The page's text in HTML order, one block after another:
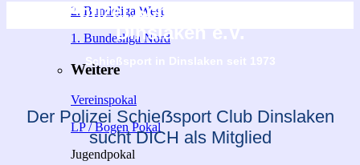
2. Bundeliga West
1. Bundesliga Nord
Weitere
Vereinspokal
LP / Bogen Pokal
Jugendpokal
Polizei Schießsport Club
Dinslaken e.V.
Schießsport in Dinslaken seit 1973
MITGLIED WERDEN
Der Polizei Schieẞsport Club Dinslaken
sucht DICH als Mitglied